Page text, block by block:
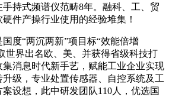
持式频谱仪范畴8年。融科、工、贸
件产操行业使用的经验堆集！
“两沉两新”项目标“效能倍增
世界出名欧、美、并获得省级科技打
消息时代新手艺，赋能工业企业实现
级，专业处置传感器、自控系统及工
设想，此中研发团队110人，优选国